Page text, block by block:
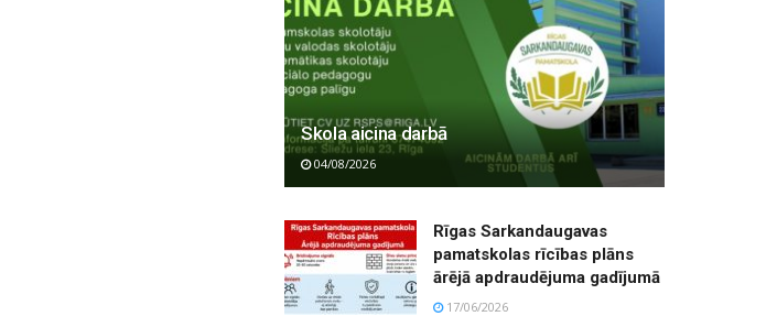
Skola aicina darbā
04/08/2026
Rīgas Sarkandaugavas
pamatskolas rīcības plāns
ārējā apdraudējuma gadījumā
17/06/2026